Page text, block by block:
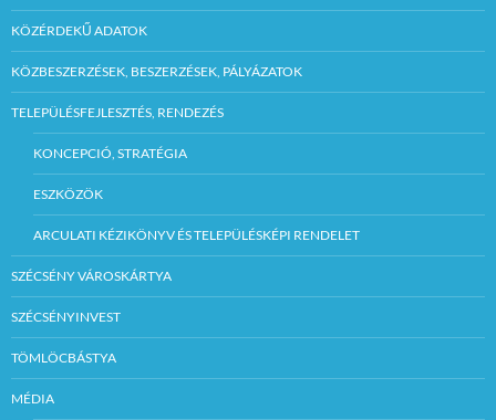
KÖZÉRDEKŰ ADATOK
KÖZBESZERZÉSEK, BESZERZÉSEK, PÁLYÁZATOK
TELEPÜLÉSFEJLESZTÉS, RENDEZÉS
KONCEPCIÓ, STRATÉGIA
ESZKÖZÖK
ARCULATI KÉZIKÖNYV ÉS TELEPÜLÉSKÉPI RENDELET
SZÉCSÉNY VÁROSKÁRTYA
SZÉCSÉNYINVEST
TÖMLÖCBÁSTYA
MÉDIA